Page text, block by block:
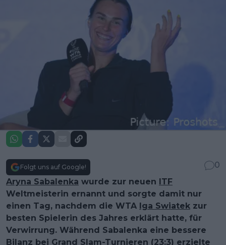
Folgt uns auf Google!
0
Aryna Sabalenka wurde zur neuen ITF
Weltmeisterin ernannt und sorgte damit nur
einen Tag, nachdem die WTA Iga Swiatek zur
besten Spielerin des Jahres erklärt hatte, für
Verwirrung. Während Sabalenka eine bessere
Bilanz bei Grand Slam-Turnieren (23:3) erzielte